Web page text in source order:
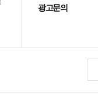
광고문의